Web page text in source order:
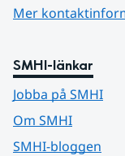
Mer
SMHI-länkar
Jobba på SMHI
Om SMHI
SMHI-bloggen